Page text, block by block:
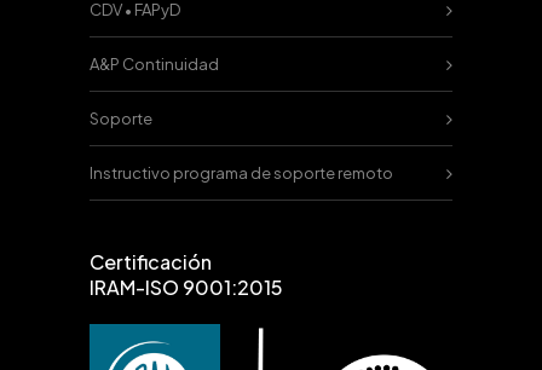
CDV • FAPyD
A&P Continuidad
Soporte
Instructivo programa de soporte remoto
Certificación
IRAM-ISO 9001:2015